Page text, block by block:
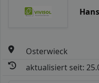
Osterwieck
aktualisiert seit: